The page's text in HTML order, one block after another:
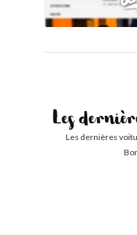
Les
Les dernières